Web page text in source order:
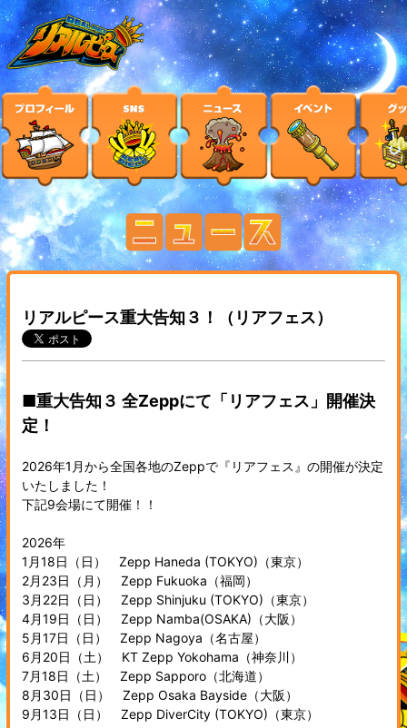
リアルピース重大告知３！（リアフェス）
■重大告知３ 全Zeppにて「リアフェス」開催決
定！
2026年1月から全国各地のZeppで『リアフェス』の開催が決定
いたしました！
下記9会場にて開催！！
2026年
1月18日（日） Zepp Haneda (TOKYO)（東京）
2月23日（月） Zepp Fukuoka（福岡）
3月22日（日） Zepp Shinjuku (TOKYO)（東京）
4月19日（日） Zepp Namba(OSAKA)（大阪）
5月17日（日） Zepp Nagoya（名古屋）
6月20日（土） KT Zepp Yokohama（神奈川）
7月18日（土） Zepp Sapporo（北海道）
8月30日（日） Zepp Osaka Bayside（大阪）
9月13日（日） Zepp DiverCity (TOKYO)（東京）